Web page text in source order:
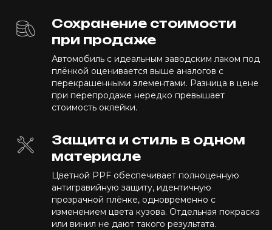
Сохранение стоимости
при продаже
Автомобиль с идеальным заводским лаком под
плёнкой оценивается выше аналогов с
перекрашенными элементами. Разница в цене
при перепродаже нередко превышает
стоимость оклейки.
Защита и стиль в одном
материале
Цветной PPF обеспечивает полноценную
антигравийную защиту, идентичную
прозрачной плёнке, одновременно с
изменением цвета кузова. Отдельная покраска
или винил не дают такого результата.